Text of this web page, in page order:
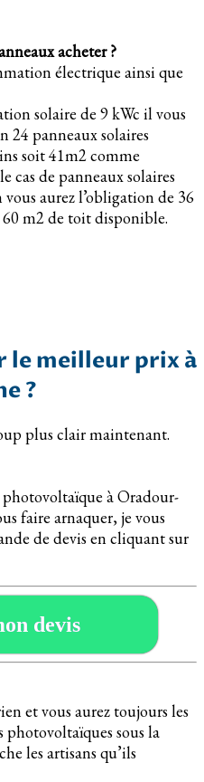
acheter ?
électrique ainsi que
solaire de 9 kWc il vous
24 panneaux solaires
soit 41m2 comme
cas de panneaux solaires
aurez l’obligation de 36
m2 de toit disponible.
le meilleur prix à
?
plus clair maintenant.
à Oradour-
faire arnaquer, je vous
de devis en cliquant sur
devis
et vous aurez toujours les
sous la
les artisans qu’ils